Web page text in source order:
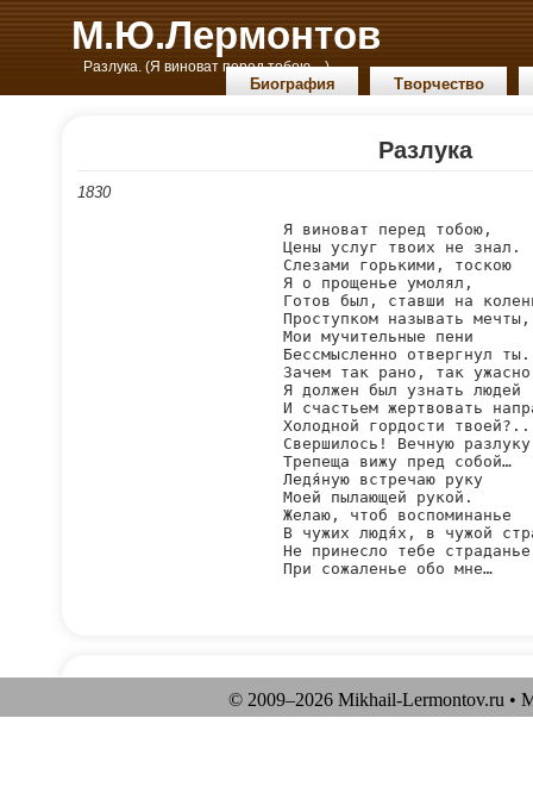
М.Ю.Лермонтов
Разлука. (Я виноват перед тобою…)
Биография Творчество
Разлука
1830
Я виноват перед тобою,
Цены услуг твоих не знал.
Слезами горькими, тоскою
Я о прощенье умолял,
Готов был, ставши на
Проступком называть
Мои мучительные пени
Бессмысленно отвергнул ты.
Зачем так рано, так ужасно
Я должен был узнать людей
И счастьем жертвовать
Холодной гордости твоей?..
Свершилось! Вечную разлуку
Трепеща вижу пред собой…
Ледя́ную встречаю руку
Моей пылающей рукой.
Желаю, чтоб воспоминанье
В чужих людя́х, в чужой
Не принесло тебе страданье
При сожаленье обо мне…
© 2009–2026 Mikhail-Lermontov.ru •